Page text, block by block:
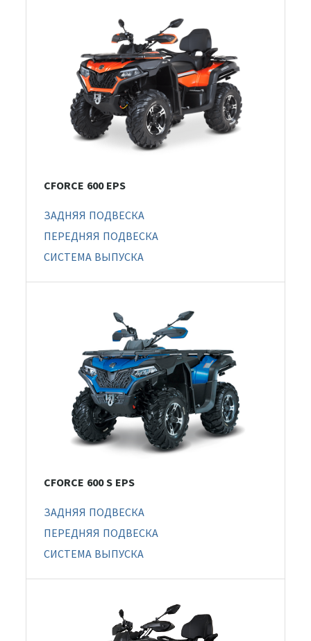
CFORCE 600 EPS
ЗАДНЯЯ ПОДВЕСКА
ПЕРЕДНЯЯ ПОДВЕСКА
СИСТЕМА ВЫПУСКА
CFORCE 600 S EPS
ЗАДНЯЯ ПОДВЕСКА
ПЕРЕДНЯЯ ПОДВЕСКА
СИСТЕМА ВЫПУСКА